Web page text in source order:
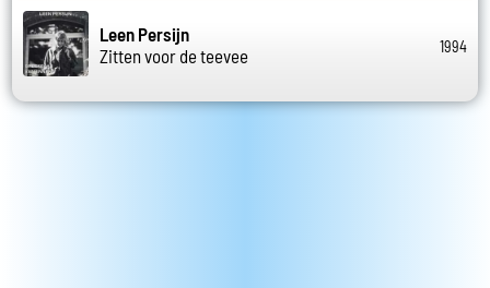
Leen Persijn
Zitten voor de teevee
1994